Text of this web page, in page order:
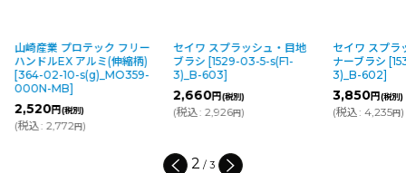
山崎産業 プロテック フリー
ハンドルEX アルミ(伸縮柄)
[364-02-10-s(g)_MO359-
000N-MB]
2,520円(税別)
(税込: 2,772円)
セイワ スプラッシュ・目地
ブラシ [1529-03-5-s(F1-
3)_B-603]
2,660円(税別)
(税込: 2,926円)
セイワ スプラ
ナーブラシ [
3)_B-602]
3,850円(税別)
(税込: 4,235円)
2 / 3